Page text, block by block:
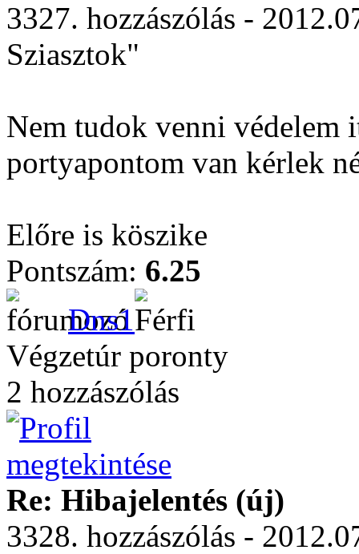
3327. hozzászólás -
Sziasztok"
Nem tudok venni védelem
portyapontom van kérlek
Előre is köszike
Pontszám: 6.25
Dns1
Végzetúr poronty
2 hozzászólás
Re: Hibajelentés (új)
3328. hozzászólás -